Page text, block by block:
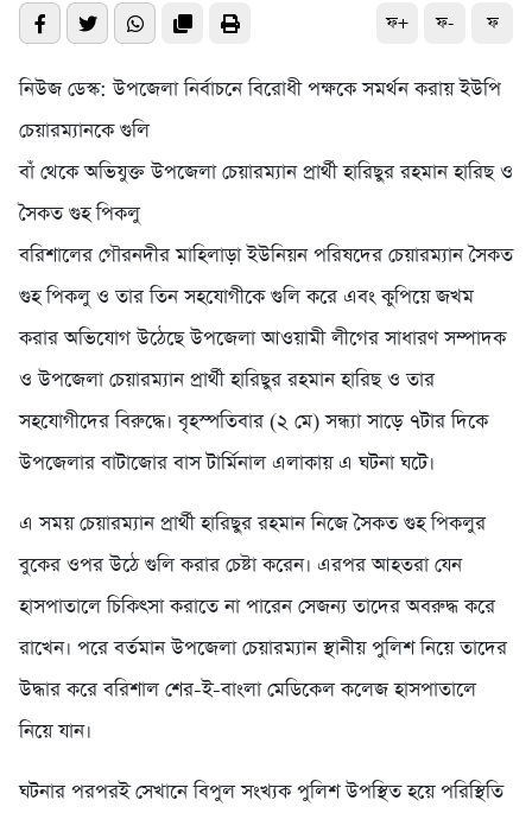
ফ+ ফ- ফ
নিউজ ডেস্ক: উপজেলা নির্বাচনে বিরোধী পক্ষকে সমর্থন করায় ইউপি
চেয়ারম্যানকে গুলি
বাঁ থেকে অভিযুক্ত উপজেলা চেয়ারম্যান প্রার্থী হারিছুর রহমান হারিছ ও
সৈকত গুহ পিকলু
বরিশালের গৌরনদীর মাহিলাড়া ইউনিয়ন পরিষদের চেয়ারম্যান সৈকত
গুহ পিকলু ও তার তিন সহযোগীকে গুলি করে এবং কুপিয়ে জখম
করার অভিযোগ উঠেছে উপজেলা আওয়ামী লীগের সাধারণ সম্পাদক
ও উপজেলা চেয়ারম্যান প্রার্থী হারিছুর রহমান হারিছ ও তার
সহযোগীদের বিরুদ্ধে। বৃহস্পতিবার (২ মে) সন্ধ্যা সাড়ে ৭টার দিকে
উপজেলার বাটাজোর বাস টার্মিনাল এলাকায় এ ঘটনা ঘটে।
এ সময় চেয়ারম্যান প্রার্থী হারিছুর রহমান নিজে সৈকত গুহ পিকলুর
বুকের ওপর উঠে গুলি করার চেষ্টা করেন। এরপর আহতরা যেন
হাসপাতালে চিকিৎসা করাতে না পারেন সেজন্য তাদের অবরুদ্ধ করে
রাখেন। পরে বর্তমান উপজেলা চেয়ারম্যান স্থানীয় পুলিশ নিয়ে তাদের
উদ্ধার করে বরিশাল শের-ই-বাংলা মেডিকেল কলেজ হাসপাতালে
নিয়ে যান।
ঘটনার পরপরই সেখানে বিপুল সংখ্যক পুলিশ উপস্থিত হয়ে পরিস্থিতি